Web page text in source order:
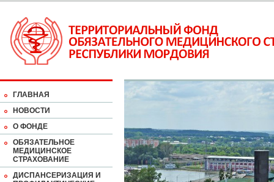
ГЛАВНАЯ
НОВОСТИ
О ФОНДЕ
ОБЯЗАТЕЛЬНОЕ
МЕДИЦИНСКОЕ
СТРАХОВАНИЕ
ДИСПАНСЕРИЗАЦИЯ И